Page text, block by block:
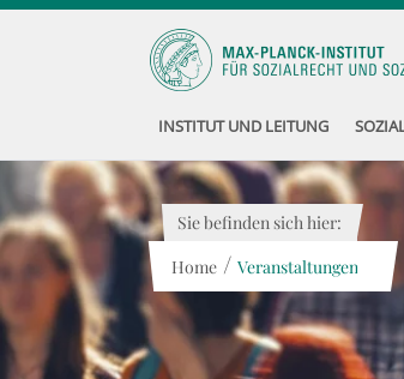
INSTITUT UND LEITUNG
Sie befinden sich hier:
Home / Veranstaltungen